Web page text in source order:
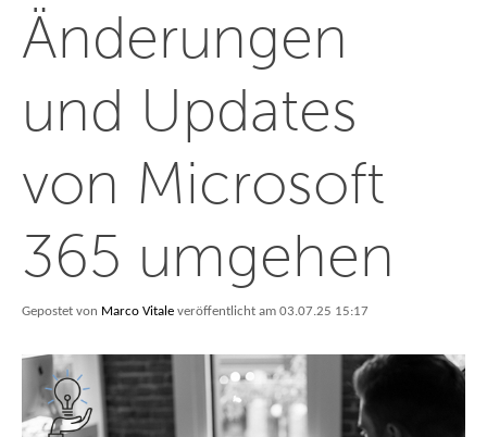
Änderungen
und Updates
von Microsoft
365 umgehen
Gepostet von Marco Vitale veröffentlicht am 03.07.25 15:17